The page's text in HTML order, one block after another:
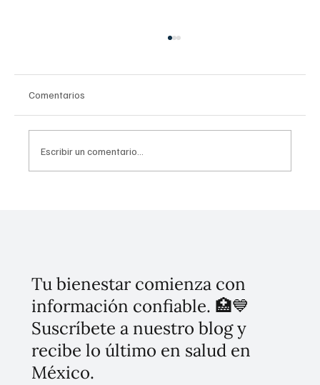
Comentarios
Escribir un comentario...
Tu bienestar comienza con
información confiable. 🏥💙
Suscríbete a nuestro blog y
recibe lo último en salud en
México.